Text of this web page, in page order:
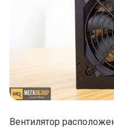
Вентилятор